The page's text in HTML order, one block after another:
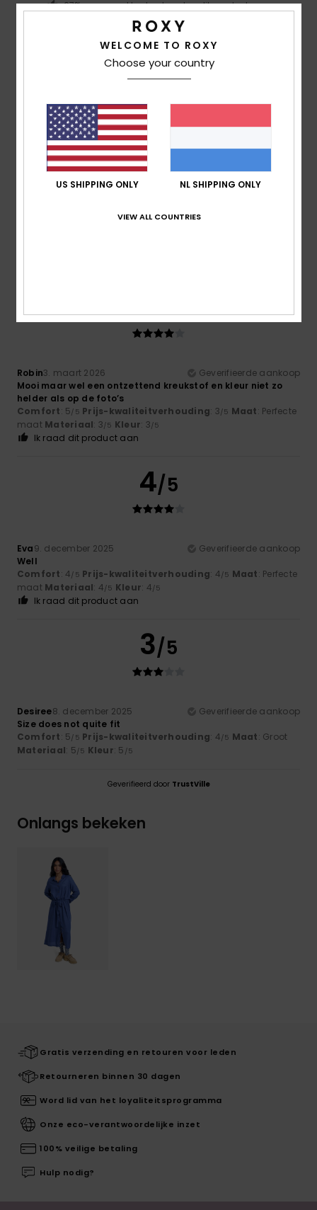
67% van onze klanten bevelen dit product aan
Comfort
Maat
4.0
Kleur
4/5
Robin3. maart 2026
Geverifieerde aankoop
Mooi maar wel een ontzettend kreukstof en kleur niet zo
helder als op de foto’s
Comfort: 5/5 Prijs-kwaliteitverhouding: 3/5 Maat: Perfecte
maat Materiaal: 3/5 Kleur: 3/5
Ik raad dit product aan
4/5
Eva9. december 2025
Geverifieerde aankoop
Well
Comfort: 4/5 Prijs-kwaliteitverhouding: 4/5 Maat: Perfecte
maat Materiaal: 4/5 Kleur: 4/5
Ik raad dit product aan
3/5
Desiree8. december 2025
Geverifieerde aankoop
Size does not quite fit
Comfort: 5/5 Prijs-kwaliteitverhouding: 4/5 Maat: Groot
Materiaal: 5/5 Kleur: 5 /5
Geverifieerd door TrustVille
Onlangs bekeken
Gratis verzending en retouren voor leden
Retourneren binnen 30 dagen
Word lid van het loyaliteitsprogramma
Onze eco-verantwoordelijke inzet
100% veilige betaling
Hulp nodig?
WELCOME TO ROXY
Choose your country
US SHIPPING ONLY NL SHIPPING ONLY
VIEW ALL COUNTRIES